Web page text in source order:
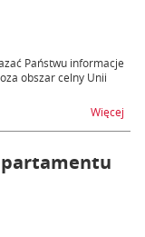
Państwu informacje
obszar celny Unii
Więcej